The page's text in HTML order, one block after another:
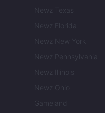
Newz Texas
Newz Florida
Newz New York
Newz Pennsylvania
Newz Illinois
Newz Ohio
Gameland